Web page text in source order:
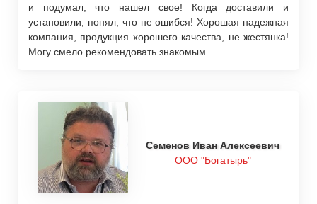
и подумал, что нашел свое! Когда доставили и
установили, понял, что не ошибся! Хорошая надежная
компания, продукция хорошего качества, не жестянка!
Могу смело рекомендовать знакомым.
Семенов Иван Алексеевич
ООО "Богатырь"